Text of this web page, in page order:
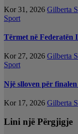
Kor 31, 2026 Gilberta
Sport
Tërmet në
Kor 27, 2026 Gilberta
Sport
Një slloven për
Kor 17, 2026 Gilberta
Lini një Përgjigje